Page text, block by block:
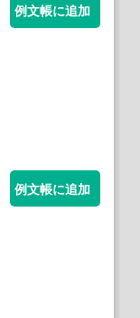
例文帳に追加
例文帳に追加